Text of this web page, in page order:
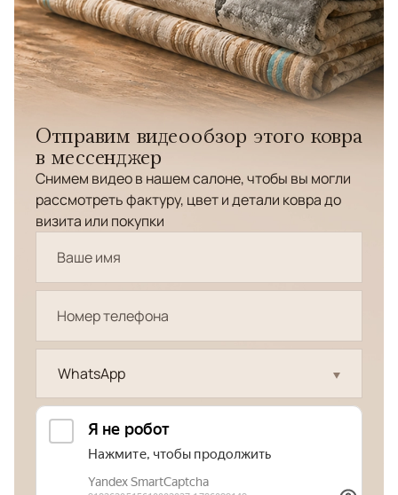
Отправим видеообзор этого ковра
в мессенджер
Снимем видео в нашем салоне, чтобы вы могли
рассмотреть фактуру, цвет и детали ковра до
визита или покупки
WhatsApp